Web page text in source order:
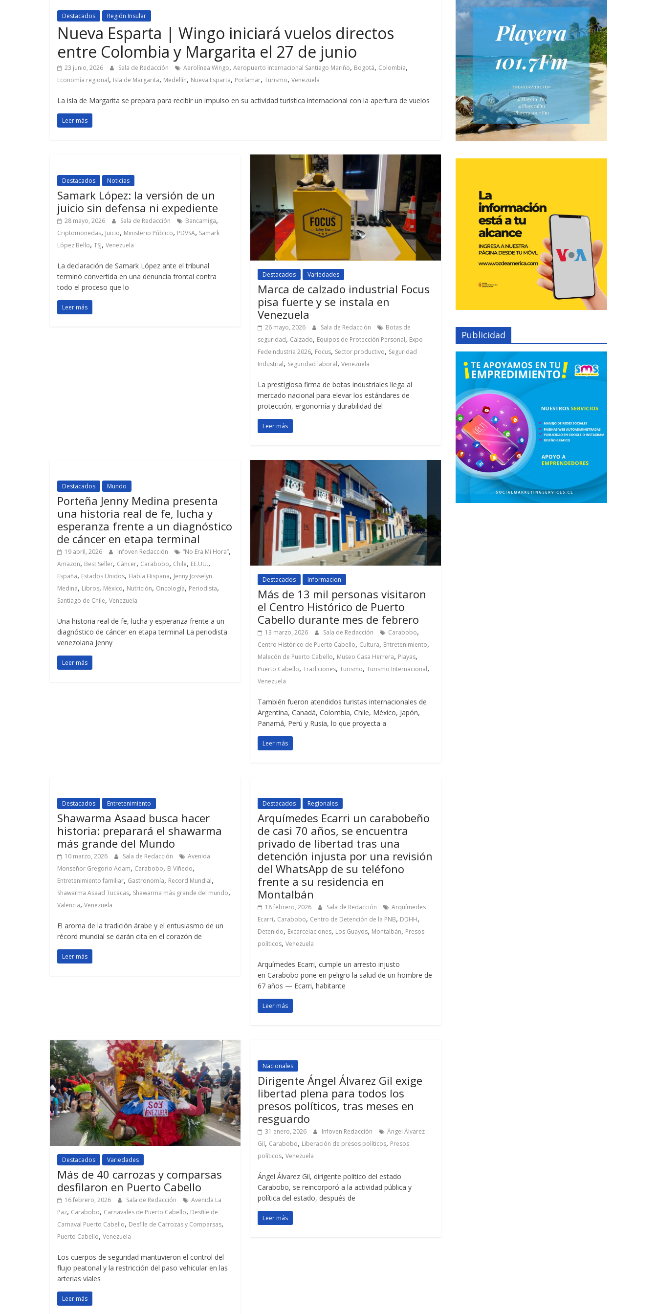
Destacados Región Insular
Nueva Esparta | Wingo iniciará vuelos directos
entre Colombia y Margarita el 27 de junio
23 junio, 2026 Sala de Redacción Aerolínea Wingo, Aeropuerto Internacional Santiago Mariño, Bogotá, Colombia,
Economía regional, Isla de Margarita, Medellín, Nueva Esparta, Porlamar, Turismo, Venezuela
La isla de Margarita se prepara para recibir un impulso en su actividad turística internacional con la apertura de vuelos
Leer más
Destacados Noticias
Samark López: la versión de un
juicio sin defensa ni expediente
28 mayo, 2026 Sala de Redacción Bancamiga,
Criptomonedas, Juicio, Ministerio Público, PDVSA, Samark
López Bello, TSJ, Venezuela
La declaración de Samark López ante el tribunal
terminó convertida en una denuncia frontal contra
todo el proceso que lo
Leer más
Destacados Variedades
Marca de calzado industrial Focus
pisa fuerte y se instala en
Venezuela
26 mayo, 2026 Sala de Redacción
Botas de
seguridad, Calzado, Equipos de Protección Personal, Expo
Fedeindustria 2026, Focus, Sector productivo, Seguridad
Industrial, Seguridad laboral,Venezuela
La prestigiosa firma de botas industriales llega al
mercado nacional para elevar los estándares de
protección, ergonomía y durabilidad del
Leer más
Destacados Mundo
Porteña Jenny Medina presenta
una historia real de fe, lucha y
esperanza frente a un diagnóstico
de cáncer en etapa terminal
19 abril, 2026 Infoven Redacción “No Era Mi Hora”,
Amazon, Best Seller, Cáncer, Carabobo, Chile, EE.UU.,
España, Estados Unidos, Habla Hispana, Jenny Josselyn
Medina, Libros, México, Nutrición, Oncología, Periodista,
Santiago de Chile, Venezuela
Una historia real de fe, lucha y esperanza frente a un
diagnóstico de cáncer en etapa terminal La periodista
venezolana Jenny
Leer más
Destacados Informacion
Más de 13 mil personas visitaron
el Centro Histórico de Puerto
Cabello durante mes de febrero
13 marzo, 2026 Sala de Redacción Carabobo,
Centro Histórico de Puerto Cabello, Cultura, Entretenimiento,
Malecón de Puerto Cabello, Museo Casa Herrera, Playas,
Puerto Cabello,Tradiciones,Turismo,Turismo Internacional,
Venezuela
También fueron atendidos turistas internacionales de
Argentina, Canadá, Colombia, Chile, México, Japón,
Panamá, Perú y Rusia, lo que proyecta a
Leer más
Destacados Entretenimiento
Shawarma Asaad busca hacer
historia: preparará el shawarma
más grande del Mundo
10 marzo, 2026 Sala de Redacción
Avenida
Monseñor Gregorio Adam, Carabobo, El Viñedo,
Entretenimiento familiar, Gastronomía, Record Mundial,
Shawarma Asaad Tucacas, Shawarma más grande del mundo,
Valencia, Venezuela
El aroma de la tradición árabe y el entusiasmo de un
récord mundial se darán cita en el corazón de
Leer más
Destacados Regionales
Arquímedes Ecarri un carabobeño
de casi 70 años, se encuentra
privado de libertad tras una
detención injusta por una revisión
del WhatsApp de su teléfono
frente a su residencia en
Montalbán
18 febrero, 2026 Sala de Redacción
Arquímedes
Ecarri, Carabobo, Centro de Detención de la PNB, DDHH,
Detenido, Excarcelaciones, Los Guayos, Montalbán, Presos
políticos,Venezuela
Arquímedes Ecarri, cumple un arresto injusto
en Carabobo pone en peligro la salud de un hombre de
67 años — Ecarri, habitante
Leer más
Destacados Variedades
Más de 40 carrozas y comparsas
desfilaron en Puerto Cabello
16 febrero, 2026 Sala de Redacción
Avenida La
Paz, Carabobo, Carnavales de Puerto Cabello, Desfile de
Carnaval Puerto Cabello, Desfile de Carrozas y Comparsas,
Puerto Cabello, Venezuela
Los cuerpos de seguridad mantuvieron el control del
flujo peatonal y la restricción del paso vehicular en las
arterias viales
Leer más
Nacionales
Dirigente Ángel Álvarez Gil exige
libertad plena para todos los
presos políticos, tras meses en
resguardo
31 enero, 2026 Infoven Redacción
Ángel Álvarez
Gil, Carabobo, Liberación de presos políticos, Presos
políticos,Venezuela
Ángel Álvarez Gil, dirigente político del estado
Carabobo, se reincorporó a la actividad pública y
política del estado, después de
Leer más
Publicidad